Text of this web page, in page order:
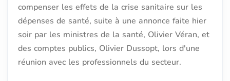
compenser les effets de la crise sanitaire sur les
dépenses de santé, suite à une annonce faite hier
soir par les ministres de la santé, Olivier Véran, et
des comptes publics, Olivier Dussopt, lors d'une
réunion avec les professionnels du secteur.